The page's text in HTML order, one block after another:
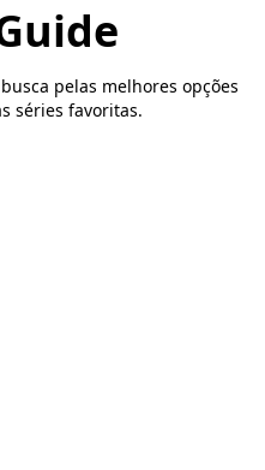
pelas melhores opções
séries favoritas.